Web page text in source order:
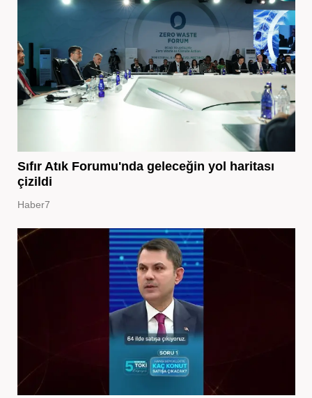
Sıfır Atık Forumu'nda geleceğin yol haritası
çizildi
Haber7